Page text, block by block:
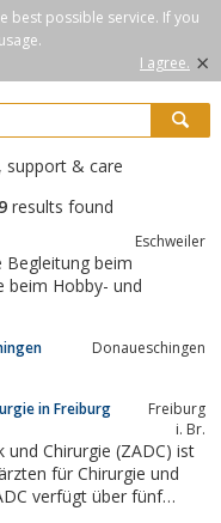
best possible service. If you
I agree. ×
support & care
results found
Eschweiler
beim Hobby- und
Donaueschingen
in Freiburg
Freiburg
i. Br.
Chirurgie (ZADC) ist
für Chirurgie und
verfügt über fünf